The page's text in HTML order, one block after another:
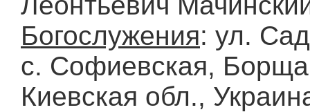
Богослужения: ул.
с. Софиевская,
Киевская обл.,